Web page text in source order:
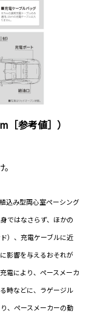
［参考値］）
込み型両心室ペーシング
ではなさらず、ほかの
）、充電ケーブルに近
影響を与えるおそれが
電により、ペースメーカ
時などに、ラゲージル
、ペースメーカーの動